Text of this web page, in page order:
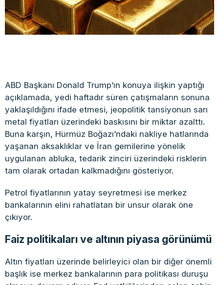
ABD Başkanı Donald Trump’ın konuya ilişkin yaptığı
açıklamada, yedi haftadır süren çatışmaların sonuna
yaklaşıldığını ifade etmesi, jeopolitik tansiyonun sarı
metal fiyatları üzerindeki baskısını bir miktar azalttı.
Buna karşın, Hürmüz Boğazı’ndaki nakliye hatlarında
yaşanan aksaklıklar ve İran gemilerine yönelik
uygulanan abluka, tedarik zinciri üzerindeki risklerin
tam olarak ortadan kalkmadığını gösteriyor.
Petrol fiyatlarının yatay seyretmesi ise merkez
bankalarının elini rahatlatan bir unsur olarak öne
çıkıyor.
Faiz politikaları ve altının piyasa görünümü
Altın fiyatları üzerinde belirleyici olan bir diğer önemli
başlık ise merkez bankalarının para politikası duruşu